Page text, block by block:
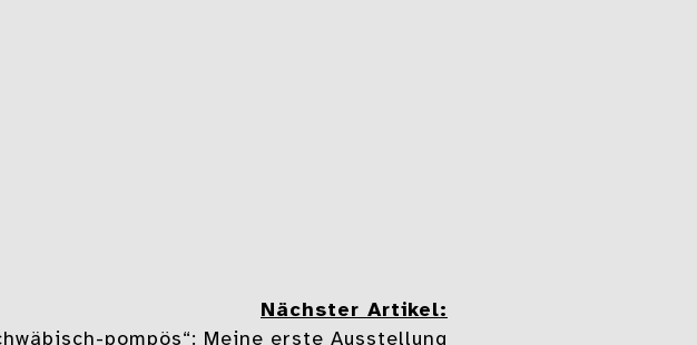
Nächster Artikel:
pompös“: Meine erste Ausstellung